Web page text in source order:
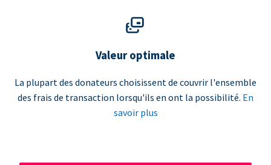
Valeur optimale
La plupart des donateurs choisissent de couvrir l'ensemble
des frais de transaction lorsqu'ils en ont la possibilité. En
savoir plus